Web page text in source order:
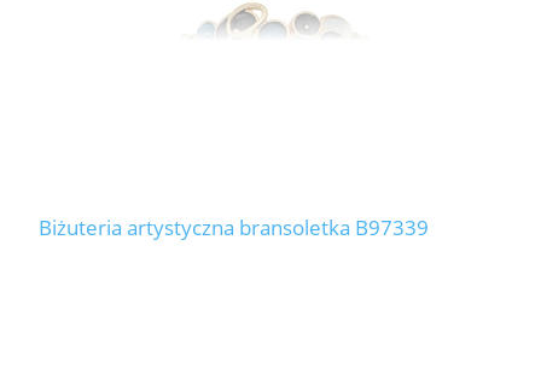
Biżuteria artystyczna bransoletka B97339